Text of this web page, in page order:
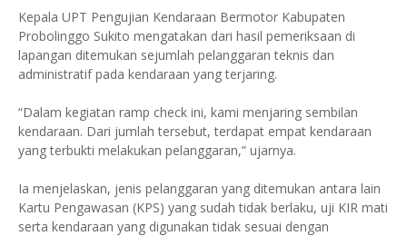
Kepala UPT Pengujian Kendaraan Bermotor Kabupaten
Probolinggo Sukito mengatakan dari hasil pemeriksaan di
lapangan ditemukan sejumlah pelanggaran teknis dan
administratif pada kendaraan yang terjaring.
“Dalam kegiatan ramp check ini, kami menjaring sembilan
kendaraan. Dari jumlah tersebut, terdapat empat kendaraan
yang terbukti melakukan pelanggaran,” ujarnya.
Ia menjelaskan, jenis pelanggaran yang ditemukan antara lain
Kartu Pengawasan (KPS) yang sudah tidak berlaku, uji KIR mati
serta kendaraan yang digunakan tidak sesuai dengan